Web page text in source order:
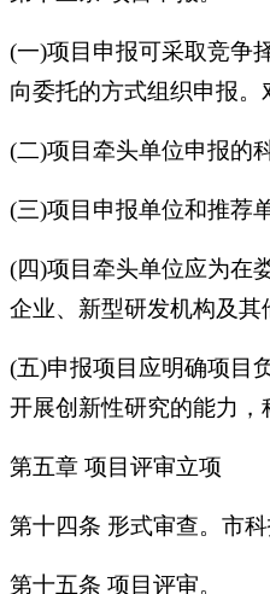
(一)项目申报可采取竞争
向委托的方式组织申报。
(二)项目牵头单位申报的
(三)项目申报单位和推荐
(四)项目牵头单位应为在
企业、新型研发机构及其
(五)申报项目应明确项目
开展创新性研究的能力，
第五章 项目评审立项
第十四条 形式审查。市
第十五条 项目评审。